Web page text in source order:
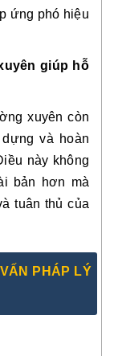
ứng phó hiệu
giúp hỗ
xuyên còn
và hoàn
này không
bản hơn mà
tuân thủ của
PHÁP LÝ